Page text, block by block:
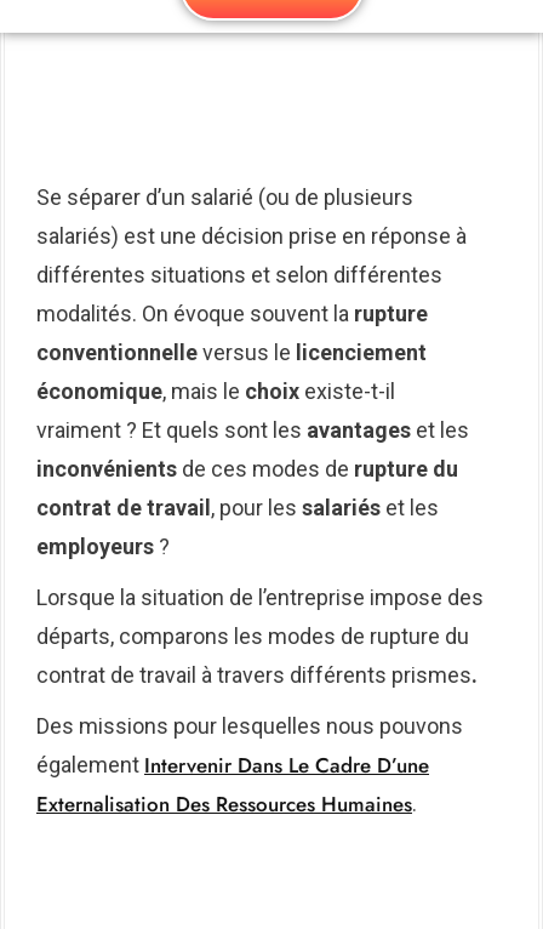
Se séparer d’un salarié (ou de plusieurs
salariés) est une décision prise en réponse à
différentes situations et selon différentes
modalités. On évoque souvent la rupture
conventionnelleversus le licenciement
économique, mais le choix existe-t-il
vraiment ? Et quels sont les avantages et les
inconvénients de ces modes de rupture du
contrat de travail , pour les salariés et les
employeurs ?
Lorsque la situation de l’entreprise impose des
départs, comparons les modes de rupture du
contrat de travail à travers différents prismes.
Des missions pour lesquelles nous pouvons
également Intervenir Dans Le Cadre D’une
Externalisation Des Ressources Humaines.